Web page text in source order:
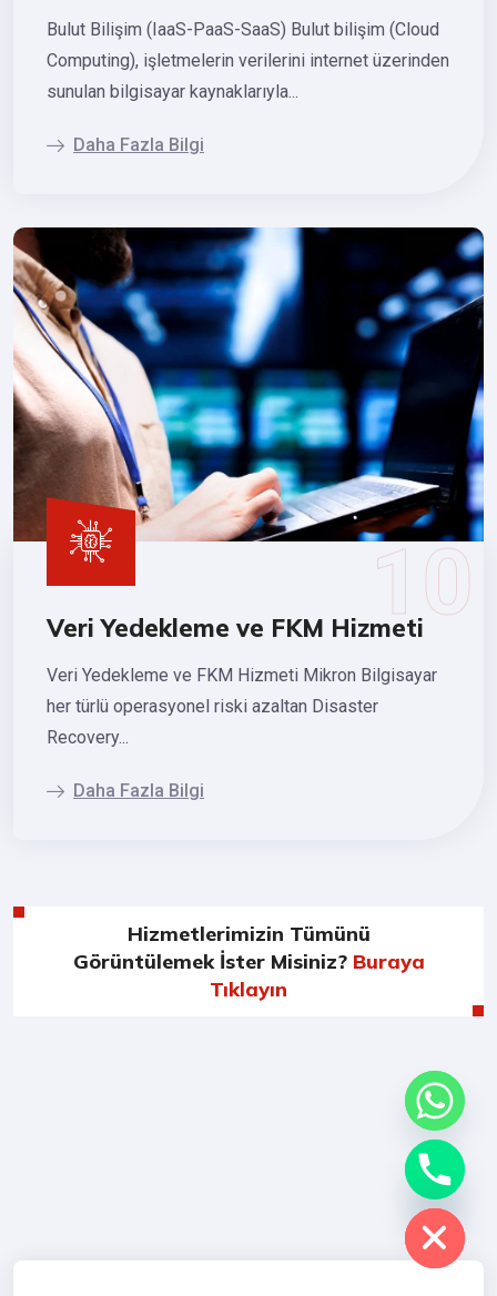
Bulut Bilişim (IaaS-PaaS-SaaS) Bulut bilişim (Cloud
Computing), işletmelerin verilerini internet üzerinden
sunulan bilgisayar kaynaklarıyla...
Daha Fazla Bilgi
Veri Yedekleme ve FKM Hizmeti
Veri Yedekleme ve FKM Hizmeti Mikron Bilgisayar
her türlü operasyonel riski azaltan Disaster
Recovery...
Daha Fazla Bilgi
Hizmetlerimizin Tümünü
Görüntülemek İster Misiniz? Buraya
Tıklayın
Hide
chaty